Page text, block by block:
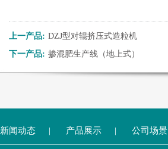
上一产品: DZJ型对辊挤压式造粒机
下一产品: 掺混肥生产线（地上式）
新闻动态 | 产品展示 | 公司场景